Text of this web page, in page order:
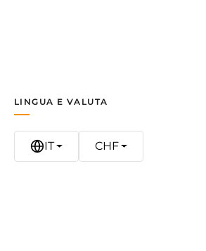
LINGUA E VALUTA
IT CHF